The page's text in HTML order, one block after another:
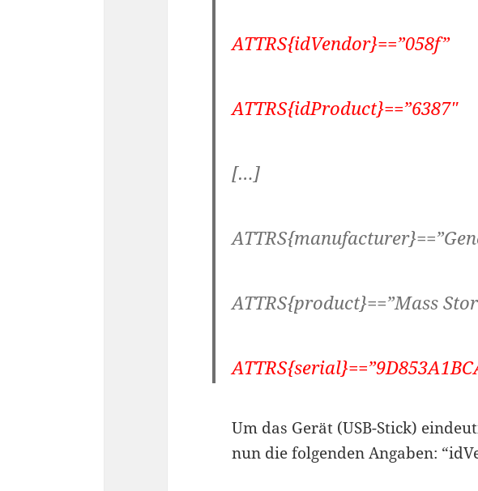
ATTRS{idVendor}==”058f”
ATTRS{idProduct}==”6387″
[…]
ATTRS{product}==”Mass
Um das Gerät (USB-Stick)
nun die folgenden Angaben: